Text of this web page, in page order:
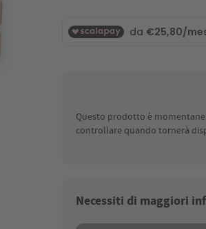
Questo prodotto è
controllare quando tornerà
Necessiti di maggiori